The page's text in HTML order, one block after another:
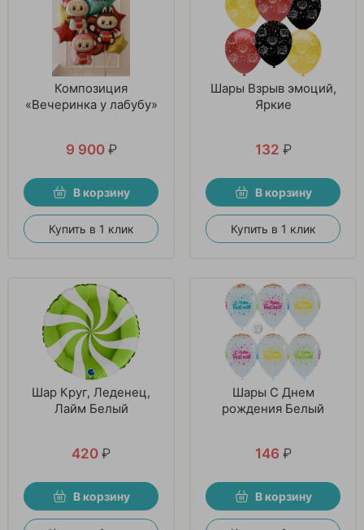
Композиция
«Вечеринка у лабубу»
9 900 ₽
В корзину
Купить в 1 клик
Шары Взрыв эмоций,
Яркие
132 ₽
В корзину
Купить в 1 клик
Шар Круг, Леденец,
Лайм Белый
420 ₽
В корзину
Шары С Днем
рождения Белый
146 ₽
В корзину